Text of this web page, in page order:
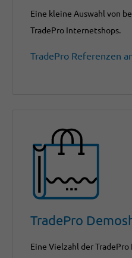
Eine kleine Auswahl von
TradePro Internetshops.
TradePro Referenzen
TradePro
Eine Vielzahl der